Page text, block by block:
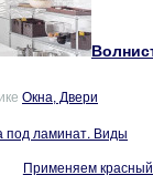
Окна, Двери
под ламинат. Виды
Применяем